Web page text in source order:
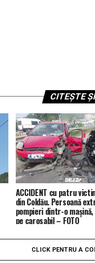
CITEȘTE
ACCIDENT cu patru
din Coldău. Persoană
pompieri dintr-o
pe carosabil – FOTO
CLICK PENTRU A